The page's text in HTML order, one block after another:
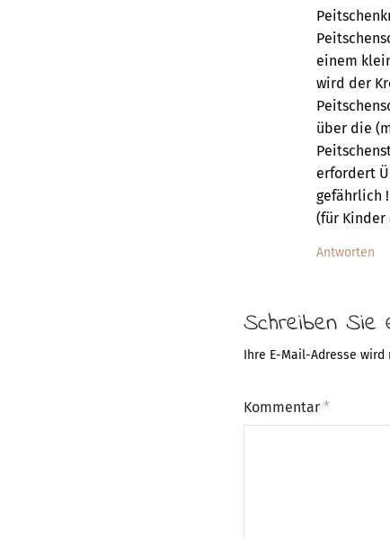
einem
wird der
über die
erfordert
gefährlich
(für Kinder
Antworten
Schreiben Sie
Ihre E-Mail-Adresse
Kommentar *